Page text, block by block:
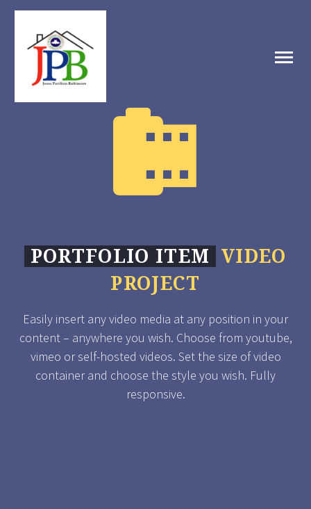


PORTFOLIO ITEM
VIDEO
PROJECT
Easily insert any video media at any position in your
content – anywhere you wish. Choose from youtube,
vimeo or self-hosted videos. Set the size of video
container and choose the style you wish. Fully
responsive.